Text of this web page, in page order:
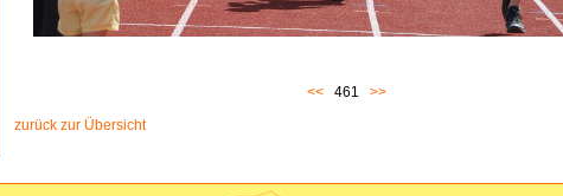
<< 461 >>
zurück zur Übersicht